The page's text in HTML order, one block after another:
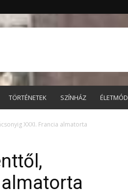
TÖRTÉNETEK SZÍNHÁZ ÉLETMÓD
XXXI. Francia almatorta